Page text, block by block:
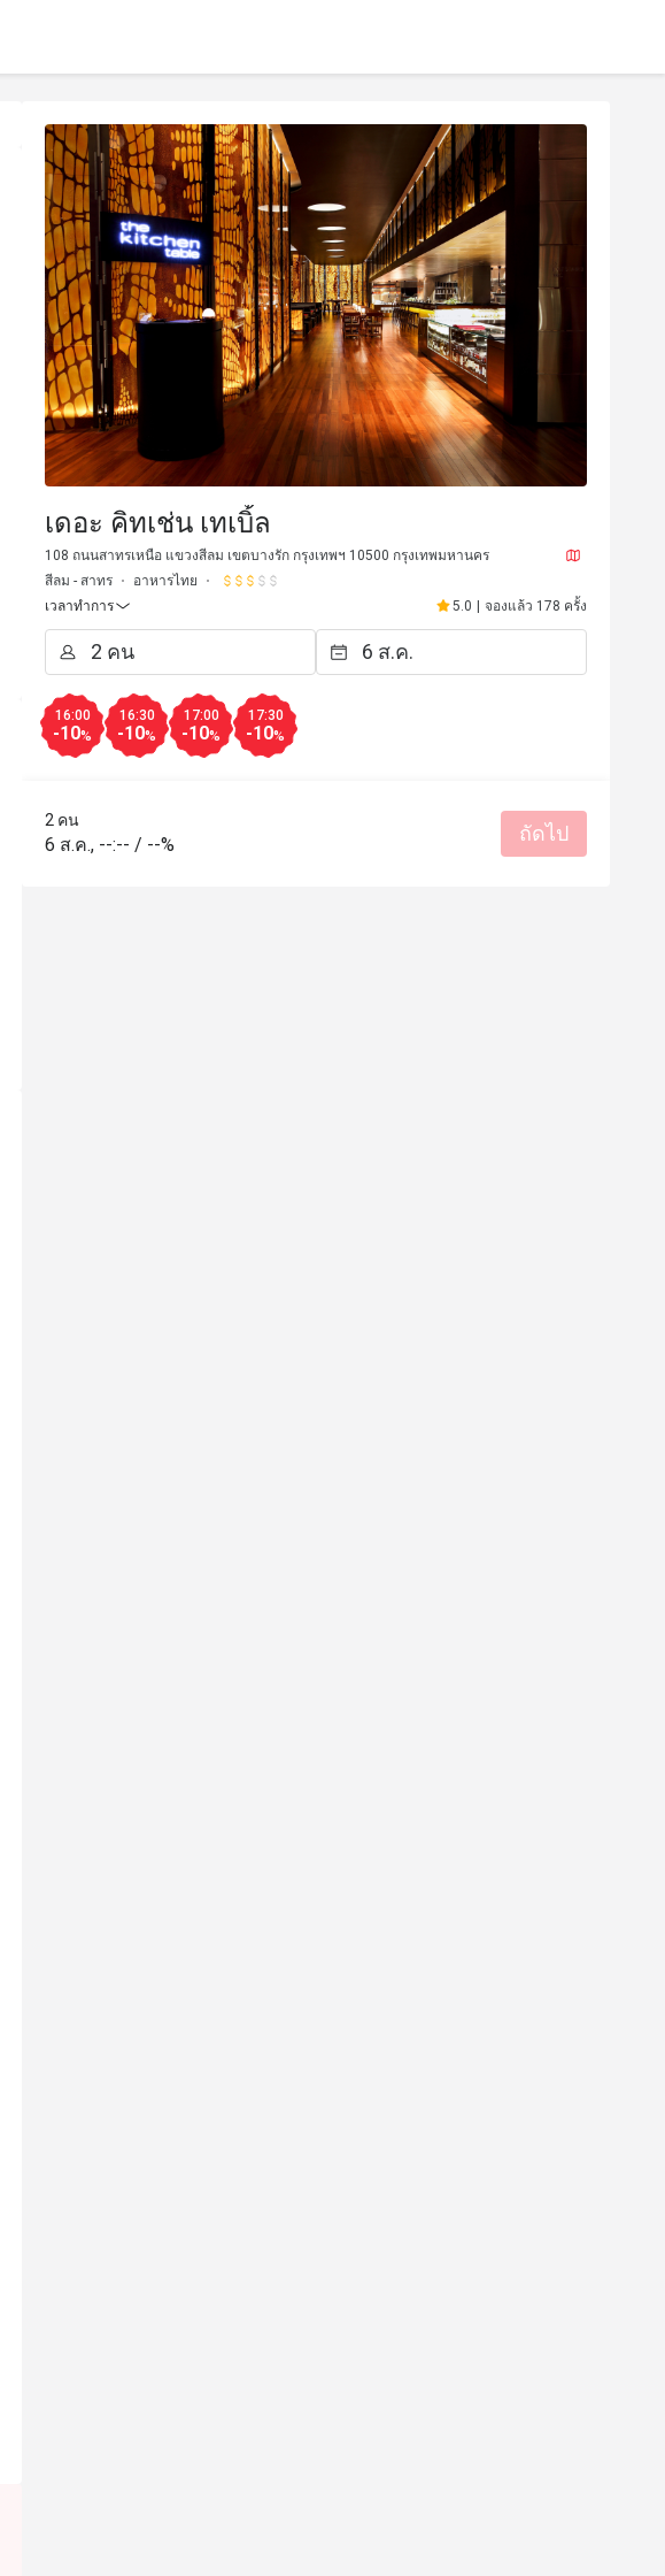
W
M***o
เดอะ คิทเช่น เทเบิ้ล
108 ถนนสาทรเหนือ แขวงสีลม เขตบางรัก กรุงเทพฯ 10500 กรุงเทพมหานคร
สีลม - สาทร
อาหารไทย
เวลาทำการ
5.0 | จองแล้ว 178 ครั้ง
16:00
-10%
16:30
-10%
17:00
-10%
17:30
-10%
2 คน
6 ส.ค., --:-- / --% ถัดไป